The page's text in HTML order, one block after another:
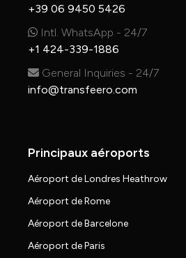
+39 06 9450 5426
Intl. WhatsApp - 24/7
+1 424-339-1886
General Inquiries - 24/7
info@transfeero.com
Principaux aéroports
Aéroport de Londres Heathrow
Aéroport de Rome
Aéroport de Barcelone
Aéroport de Paris